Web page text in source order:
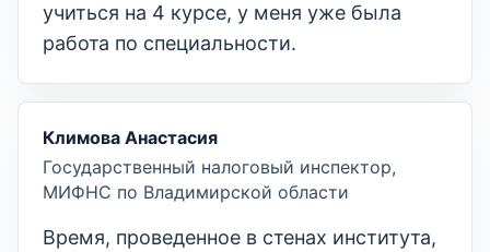
учиться на 4 курсе, у меня уже была
работа по специальности.
Климова Анастасия
Государственный налоговый инспектор,
МИФНС по Владимирской области
Время, проведенное в стенах института,